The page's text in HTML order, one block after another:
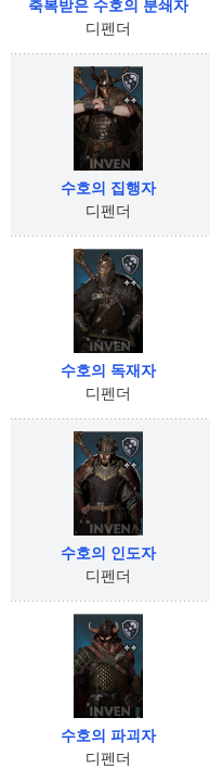
축복받은 수호의 분쇄자
디펜더
수호의 집행자
디펜더
수호의 독재자
디펜더
수호의 인도자
디펜더
수호의 파괴자
디펜더